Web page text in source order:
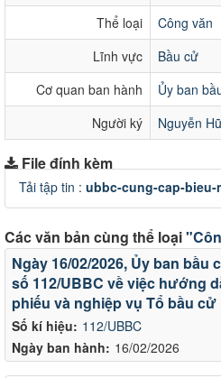
Thể loại
Công văn
Lĩnh vực
Bầu cử
Cơ quan ban hành
Ủy ban
Người ký
Nguyễn
File đính kèm
Tải tập tin : ubbc-cung-cap-
Các văn bản cùng thể loại
Số kí hiệu: 112/UBBC
Ngày ban hành: 16/02/2026
Ngày 16/02/2026, Ủy ban
số 112/UBBC về việc hướng
phiếu và nghiệp vụ Tổ bầu cử